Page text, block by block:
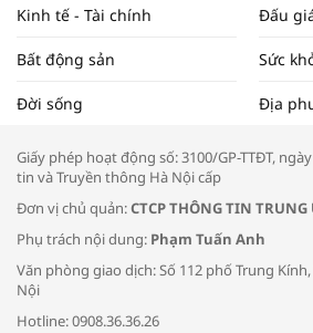
Tọa đàm “Xúc
Bác sĩ tư vấn
đường hô hấp
Kinh tế - Tài chính Đấu
Bất động sản Sức
Đời sống Địa
Giấy phép hoạt động số: 3100/GP-TTĐT,
tin và Truyền thông Hà Nội cấp
Đơn vị chủ quản:CTCP THÔNG TIN
Phụ trách nội dung: Phạm Tuấn Anh
Văn phòng giao dịch: Số 112 phố Trung Kính,
Nội
Hotline: 0908.36.36.26